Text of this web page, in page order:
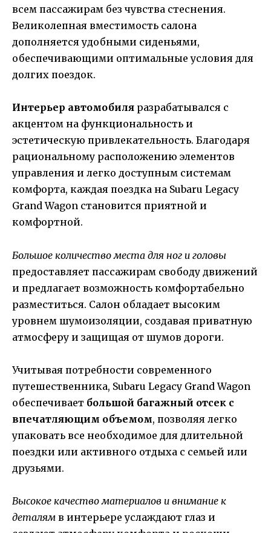
всем пассажирам без чувства стеснения.
Великолепная вместимость салона
дополняется удобными сиденьями,
обеспечивающими оптимальные условия для
долгих поездок.
Интерьер автомобиля разрабатывался с
акцентом на функциональность и
эстетическую привлекательность. Благодаря
рациональному расположению элементов
управления и легко доступным системам
комфорта, каждая поездка на Subaru Legacy
Grand Wagon становится приятной и
комфортной.
Большое количество места для ног и головы
предоставляет пассажирам свободу движений
и предлагает возможность комфортабельно
разместиться. Салон обладает высоким
уровнем шумоизоляции, создавая приватную
атмосферу и защищая от шумов дороги.
Учитывая потребности современного
путешественника, Subaru Legacy Grand Wagon
обеспечивает большой багажный отсек с
впечатляющим объемом, позволяя легко
упаковать все необходимое для длительной
поездки или активного отдыха с семьей или
друзьями.
Высокое качество материалов и внимание к
деталям в интерьере услаждают глаз и